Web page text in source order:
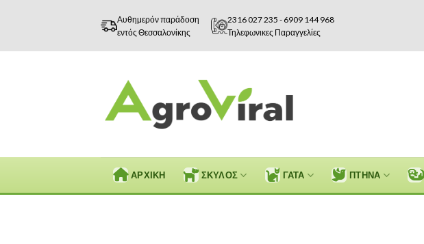
Αυθημερόν παράδοση
εντός Θεσσαλονίκης
2316 027 235 - 6909 144 968
Τηλεφωνικες Παραγγελίες
ΑΡΧΙΚΗ ΣΚΥΛΟΣ ΓΑΤΑ ΠΤΗΝΑ